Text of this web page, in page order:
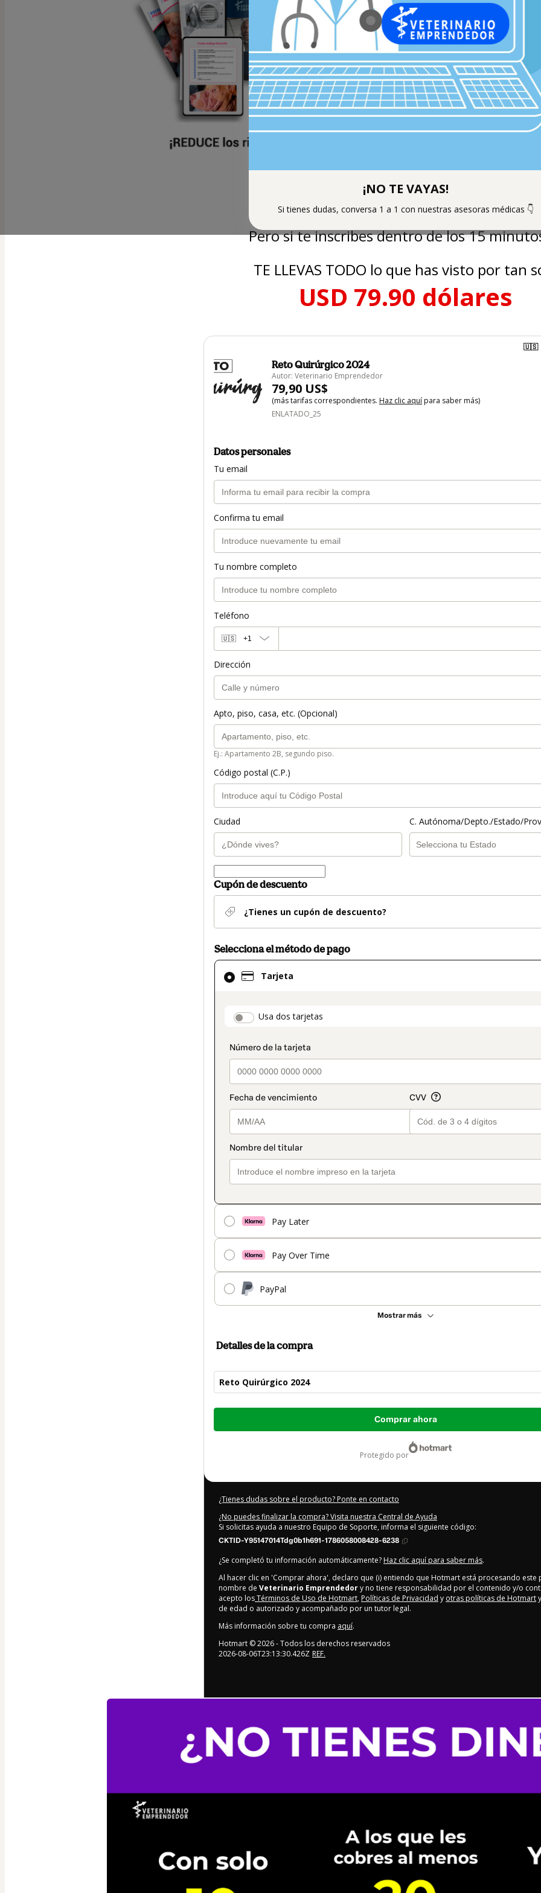
¡NO TE VAYAS!
Si tienes dudas, conversa 1 a 1 con nuestras asesoras médicas 👇
Precio regular de todo el programa:
365
Pero si te inscribes dentro de los 15
TE LLEVAS TODO lo que has visto por tan
USD 79.90 dólares
🇺🇸
Reto Quirúrgico 2024
Autor: Veterinario Emprendedor
79,90 US$
(más tarifas correspondientes. Haz clic aquí para saber más)
ENLATADO_25
Datos personales
Tu email
Confirma tu email
Tu nombre completo
Teléfono
🇺🇸 +1
Dirección
Apto, piso, casa, etc. (Opcional)
Ej.: Apartamento 2B, segundo piso.
Código postal (C.P.)
Ciudad C. Autónoma/Depto./Estado/
Cupón de descuento
¿Tienes un cupón de descuento?
Selecciona el método de pago
Tarjeta
payment_data.section_title_v2
Usa dos tarjetas
Pay Later
Pay Over Time
PayPal
Mostrar más
El
método
seleccionado
Tarjeta
Detalles de la compra
Reto Quirúrgico 2024
Total
Comprar ahora
protegido por
¿Tienes dudas sobre el producto? Ponte en contacto
¿No puedes finalizar la compra? Visita nuestra Central de Ayuda
Si solicitas ayuda a nuestro Equipo de Soporte, informa el siguiente código:
CKTID-Y95147014Tdg0b1h691-1786058008428-6238
¿Se completó tu información automáticamente? Haz clic aquí para saber más.
Al hacer clic en 'Comprar ahora', declaro que (i) entiendo que Hotmart está procesando este
nombre de Veterinario Emprendedory no tiene responsabilidad por el contenido y/o
acepto losTérminos de Uso de Hotmart, Políticas de Privacidad y otras políticas de Hotmart
de edad o autorizado y acompañado por un tutor legal.
Más información sobre tu compra aquí.
Hotmart ©2026- Todos los derechos reservados
2026-08-06T23:13:30.426Z REF.